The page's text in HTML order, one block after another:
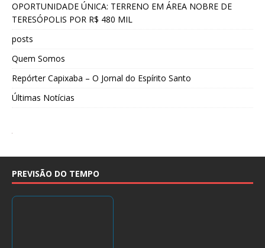
OPORTUNIDADE ÚNICA: TERRENO EM ÁREA NOBRE DE
TERESÓPOLIS POR R$ 480 MIL
posts
Quem Somos
Repórter Capixaba – O Jornal do Espírito Santo
Últimas Notícias
PREVISÃO DO TEMPO